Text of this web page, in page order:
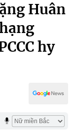
Huân
hy